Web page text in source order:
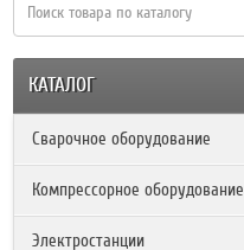
КАТАЛОГ
Сварочное оборудование
Компрессорное оборудование
Электростанции